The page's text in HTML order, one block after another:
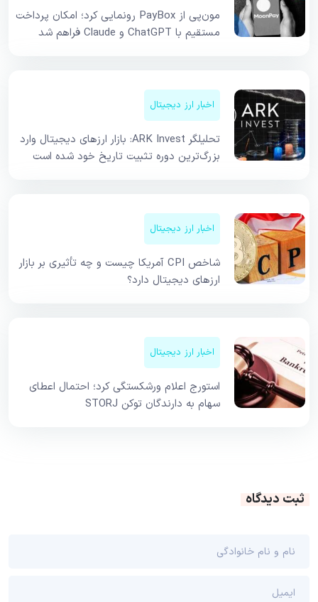
مون‌پی از PayBox رونمایی کرد؛ امکان پرداخت
مستقیم با ChatGPT و Claude فراهم شد
اخبار ارز دیجیتال
تحلیلگر ARK Invest: بازار ارزهای دیجیتال وارد
بزرگ‌ترین دوره تثبیت تاریخ خود شده است
اخبار ارز دیجیتال
شاخص CPI آمریکا چیست و چه تأثیری بر بازار
ارزهای دیجیتال دارد؟
اخبار ارز دیجیتال
استورج اعلام ورشکستگی کرد؛ احتمال اعطای
سهام به دارندگان توکن STORJ
ثبت دیدگاه